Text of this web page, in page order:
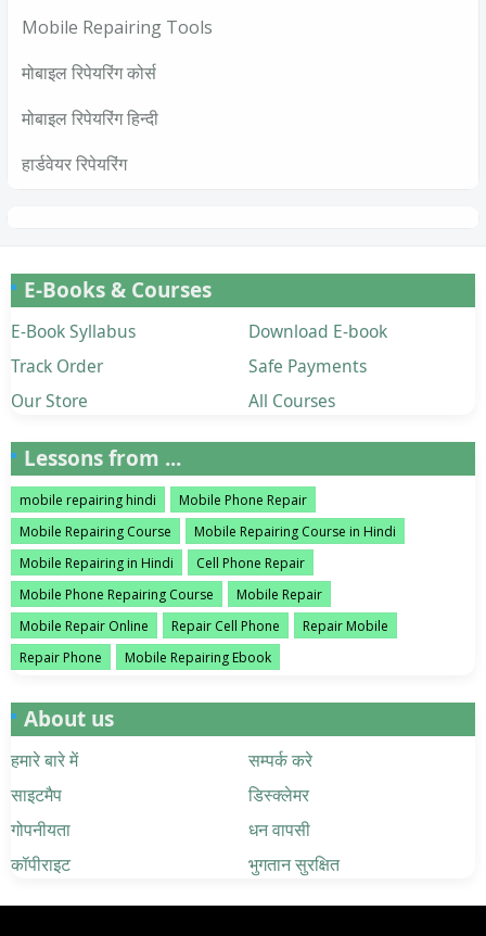
Mobile Repairing Tools
मोबाइल रिपेयरिंग कोर्स
मोबाइल रिपेयरिंग हिन्दी
हार्डवेयर रिपेयरिंग
E-Books & Courses
E-Book Syllabus
Download E-book
Track Order
Safe Payments
Our Store
All Courses
Lessons from ...
mobile repairing hindi
Mobile Phone Repair
Mobile Repairing Course
Mobile Repairing Course in Hindi
Mobile Repairing in Hindi
Cell Phone Repair
Mobile Phone Repairing Course
Mobile Repair
Mobile Repair Online
Repair Cell Phone
Repair Mobile
Repair Phone
Mobile Repairing Ebook
About us
हमारे बारे में
सम्पर्क करे
साइटमैप
डिस्क्लेमर
गोपनीयता
धन वापसी
कॉपीराइट
भुगतान सुरक्षित